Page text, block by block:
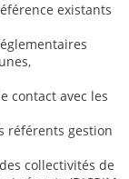
existants
contact avec les
référents gestion
collectivités de